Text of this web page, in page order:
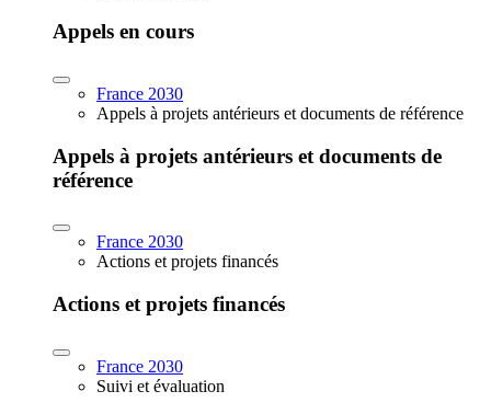
Appels en cours
France 2030
Appels à projets antérieurs et documents de référence
Appels à projets antérieurs et documents de
référence
France 2030
Actions et projets financés
Actions et projets financés
France 2030
Suivi et évaluation